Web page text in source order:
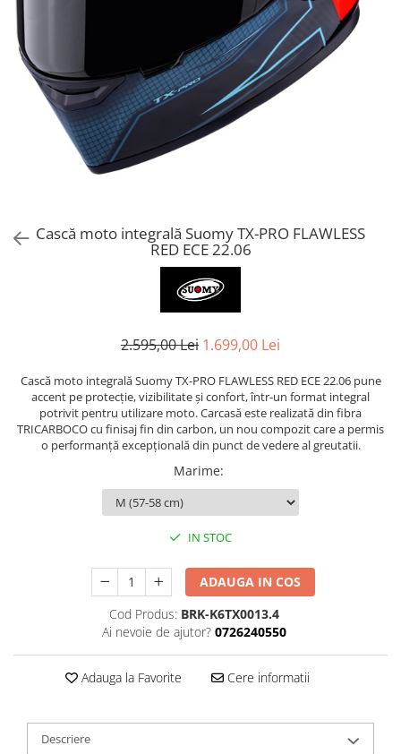
AIRBAG
CAGULE SI PROTECTII GAT
ECHIPAMENTE HARD
PLOAIE
TERMICE
Lentile de Schimb
Ochelari
Ochelari Personalizabili
Stickere & Grafică
Folii Grafice
Tuning & Stunt
Protecții & Slidere
Cască moto integrală Suomy TX-PRO FLAWLESS
RED ECE 22.06
2.595,00 Lei 1.699,00 Lei
Cască moto integrală Suomy TX-PRO FLAWLESS RED ECE 22.06 pune
accent pe protecție, vizibilitate și confort, într-un format integral
potrivit pentru utilizare moto. Carcasă este realizată din fibra
TRICARBOCO cu finisaj fin din carbon, un nou compozit care a permis
o performanță excepțională din punct de vedere al greutatii.
Marime:
IN STOC
ADAUGA IN COS
Cod Produs: BRK-K6TX0013.4
Ai nevoie de ajutor? 0726240550
Adauga la Favorite Cere informatii
Descriere